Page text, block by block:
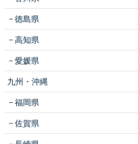
徳島県
高知県
愛媛県
九州・沖縄
福岡県
佐賀県